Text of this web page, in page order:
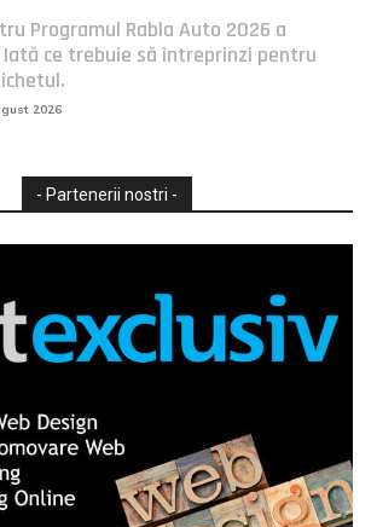
Programul Rabla Auto 2026 a
ce trebuie să întreprinzi pentru
2026
- Partenerii nostri -